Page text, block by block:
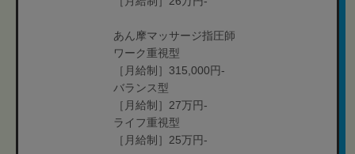
あん摩マッサージ指圧師
ワーク重視型
［月給制］315,000円-
バランス型
［月給制］27万円-
ライフ重視型
［月給制］25万円-